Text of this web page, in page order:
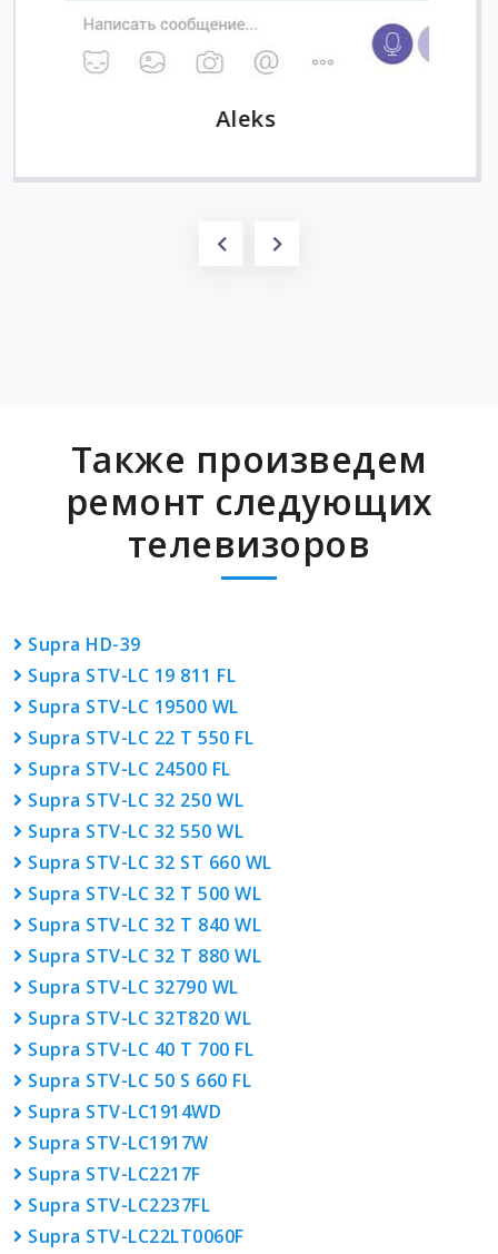
Также произведем
ремонт следующих
телевизоров
Supra HD-39
Supra STV-LC 19 811 FL
Supra STV-LC 19500 WL
Supra STV-LC 22 T 550 FL
Supra STV-LC 24500 FL
Supra STV-LC 32 250 WL
Supra STV-LC 32 550 WL
Supra STV-LC 32 ST 660 WL
Supra STV-LC 32 T 500 WL
Supra STV-LC 32 T 840 WL
Supra STV-LC 32 T 880 WL
Supra STV-LC 32790 WL
Supra STV-LC 32T820 WL
Supra STV-LC 40 T 700 FL
Supra STV-LC 50 S 660 FL
Supra STV-LC1914WD
Supra STV-LC1917W
Supra STV-LC2217F
Supra STV-LC2237FL
Supra STV-LC22LT0060F